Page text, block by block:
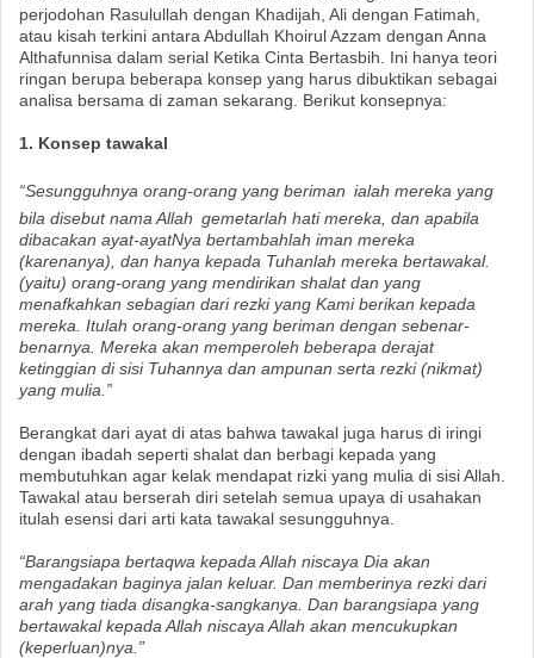
perjodohan Rasulullah dengan Khadijah, Ali dengan Fatimah,
atau kisah terkini antara Abdullah Khoirul Azzam dengan Anna
Althafunnisa dalam serial Ketika Cinta Bertasbih. Ini hanya teori
ringan berupa beberapa konsep yang harus dibuktikan sebagai
analisa bersama di zaman sekarang. Berikut konsepnya:
1. Konsep tawakal
“Sesungguhnya orang-orang yang beriman ialah mereka yang
bila disebut nama Allah gemetarlah hati mereka, dan apabila
dibacakan ayat-ayatNya bertambahlah iman mereka
(karenanya), dan hanya kepada Tuhanlah mereka bertawakal.
(yaitu) orang-orang yang mendirikan shalat dan yang
menafkahkan sebagian dari rezki yang Kami berikan kepada
mereka. Itulah orang-orang yang beriman dengan sebenar-
benarnya. Mereka akan memperoleh beberapa derajat
ketinggian di sisi Tuhannya dan ampunan serta rezki (nikmat)
yang mulia.”
Berangkat dari ayat di atas bahwa tawakal juga harus di iringi
dengan ibadah seperti shalat dan berbagi kepada yang
membutuhkan agar kelak mendapat rizki yang mulia di sisi Allah.
Tawakal atau berserah diri setelah semua upaya di usahakan
itulah esensi dari arti kata tawakal sesungguhnya.
“Barangsiapa bertaqwa kepada Allah niscaya Dia akan
mengadakan baginya jalan keluar. Dan memberinya rezki dari
arah yang tiada disangka-sangkanya. Dan barangsiapa yang
bertawakal kepada Allah niscaya Allah akan mencukupkan
(keperluan)nya.”